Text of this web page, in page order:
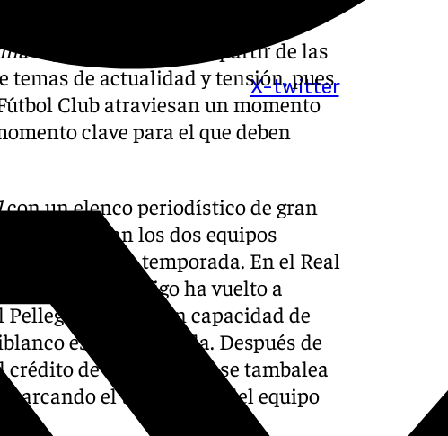
X-twitter
regresa este lunes, a partir de las
temas de actualidad y tensión, pues
Club atraviesan un momento
clave para el que deben
con un elenco periodístico de gran
atraviesan los dos equipos
clave de la temporada. En el Real
el Celta de Vigo ha vuelto a
Pellegrini tiene aún capacidad de
esta temporada. Después de
crédito de El Ingeniero se tambalea
marcando el transcurrir del equipo